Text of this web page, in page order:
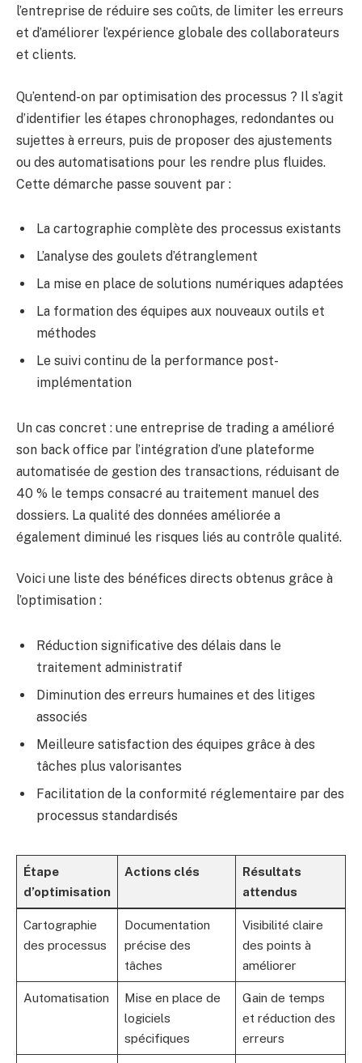
l’entreprise de réduire ses coûts, de limiter les erreurs
et d’améliorer l’expérience globale des collaborateurs
et clients.
Qu’entend-on par optimisation des processus ? Il s’agit
d’identifier les étapes chronophages, redondantes ou
sujettes à erreurs, puis de proposer des ajustements
ou des automatisations pour les rendre plus fluides.
Cette démarche passe souvent par :
La cartographie complète des processus existants
L’analyse des goulets d’étranglement
La mise en place de solutions numériques adaptées
La formation des équipes aux nouveaux outils et
méthodes
Le suivi continu de la performance post-
implémentation
Un cas concret : une entreprise de trading a amélioré
son back office par l’intégration d’une plateforme
automatisée de gestion des transactions, réduisant de
40 % le temps consacré au traitement manuel des
dossiers. La qualité des données améliorée a
également diminué les risques liés au contrôle qualité.
Voici une liste des bénéfices directs obtenus grâce à
l’optimisation :
Réduction significative des délais dans le
traitement administratif
Diminution des erreurs humaines et des litiges
associés
Meilleure satisfaction des équipes grâce à des
tâches plus valorisantes
Facilitation de la conformité réglementaire par des
processus standardisés
Étape
d’optimisation
Actions clés
Résultats
attendus
Cartographie
des processus
Documentation
précise des
tâches
Visibilité claire
des points à
améliorer
Automatisation
Mise en place de
logiciels
spécifiques
Gain de temps
et réduction des
erreurs